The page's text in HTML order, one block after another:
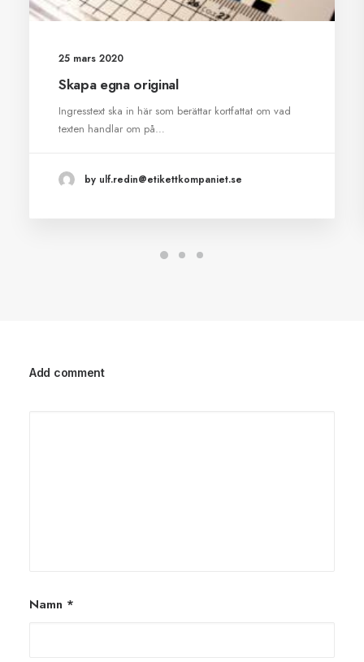
25 mars 2020
Skapa egna original
Ingresstext ska in här som berättar kortfattat om vad
texten handlar om på…
by ulf.redin@etikettkompaniet.se
Add comment
Namn *